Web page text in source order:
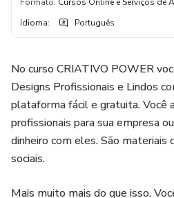
Idioma: Português
No curso CRIATIVO POWER
Designs Profissionais e Lindos
plataforma fácil e gratuita. Você
profissionais para sua empresa
dinheiro com eles. São materiais
sociais.
Mais muito mais do que isso.